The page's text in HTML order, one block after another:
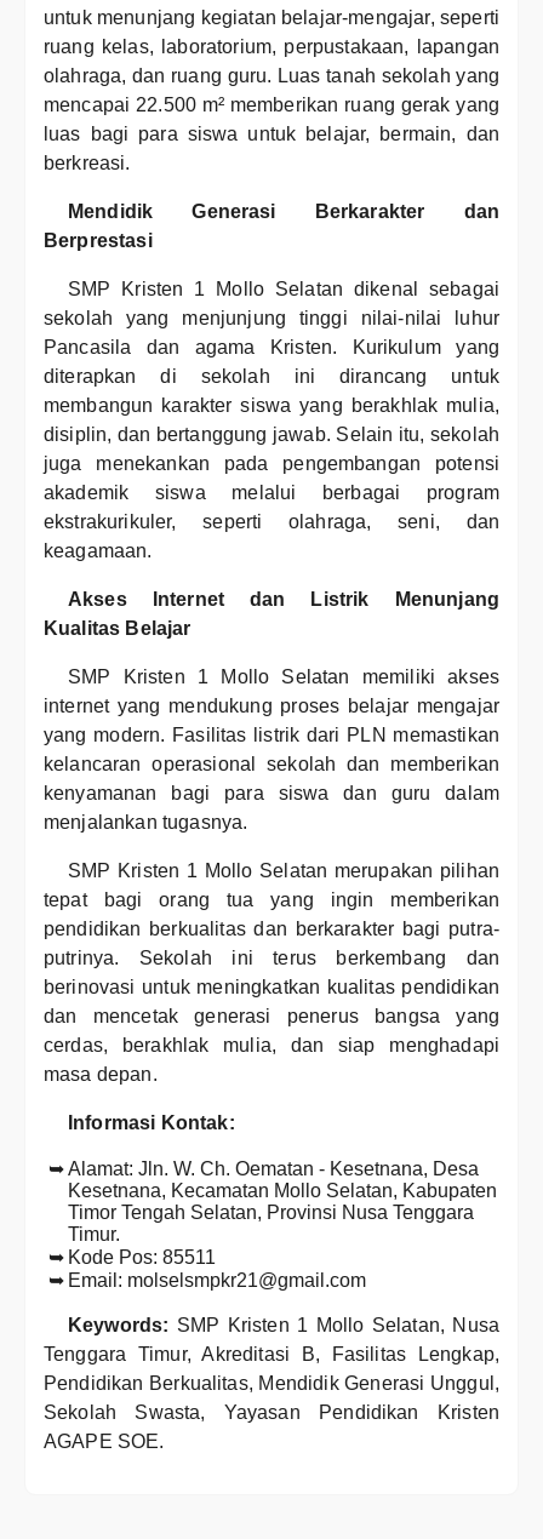
untuk menunjang kegiatan belajar-mengajar, seperti
ruang kelas, laboratorium, perpustakaan, lapangan
olahraga, dan ruang guru. Luas tanah sekolah yang
mencapai 22.500 m² memberikan ruang gerak yang
luas bagi para siswa untuk belajar, bermain, dan
berkreasi.
Mendidik Generasi Berkarakter dan
Berprestasi
SMP Kristen 1 Mollo Selatan dikenal sebagai
sekolah yang menjunjung tinggi nilai-nilai luhur
Pancasila dan agama Kristen. Kurikulum yang
diterapkan di sekolah ini dirancang untuk
membangun karakter siswa yang berakhlak mulia,
disiplin, dan bertanggung jawab. Selain itu, sekolah
juga menekankan pada pengembangan potensi
akademik siswa melalui berbagai program
ekstrakurikuler, seperti olahraga, seni, dan
keagamaan.
Akses Internet dan Listrik Menunjang
Kualitas Belajar
SMP Kristen 1 Mollo Selatan memiliki akses
internet yang mendukung proses belajar mengajar
yang modern. Fasilitas listrik dari PLN memastikan
kelancaran operasional sekolah dan memberikan
kenyamanan bagi para siswa dan guru dalam
menjalankan tugasnya.
SMP Kristen 1 Mollo Selatan merupakan pilihan
tepat bagi orang tua yang ingin memberikan
pendidikan berkualitas dan berkarakter bagi putra-
putrinya. Sekolah ini terus berkembang dan
berinovasi untuk meningkatkan kualitas pendidikan
dan mencetak generasi penerus bangsa yang
cerdas, berakhlak mulia, dan siap menghadapi
masa depan.
Informasi Kontak:
Alamat: Jln. W. Ch. Oematan - Kesetnana, Desa
Kesetnana, Kecamatan Mollo Selatan, Kabupaten
Timor Tengah Selatan, Provinsi Nusa Tenggara
Timur.
Kode Pos: 85511
Email: molselsmpkr21@gmail.com
Keywords: SMP Kristen 1 Mollo Selatan, Nusa
Tenggara Timur, Akreditasi B, Fasilitas Lengkap,
Pendidikan Berkualitas, Mendidik Generasi Unggul,
Sekolah Swasta, Yayasan Pendidikan Kristen
AGAPE SOE.